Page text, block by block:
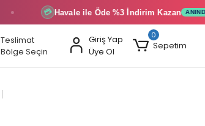
Havale ile Öde%3 İndirimKazan ANINDA
Teslimat
Bölge Seçin
Giriş Yap
Üye Ol
0
Sepetim